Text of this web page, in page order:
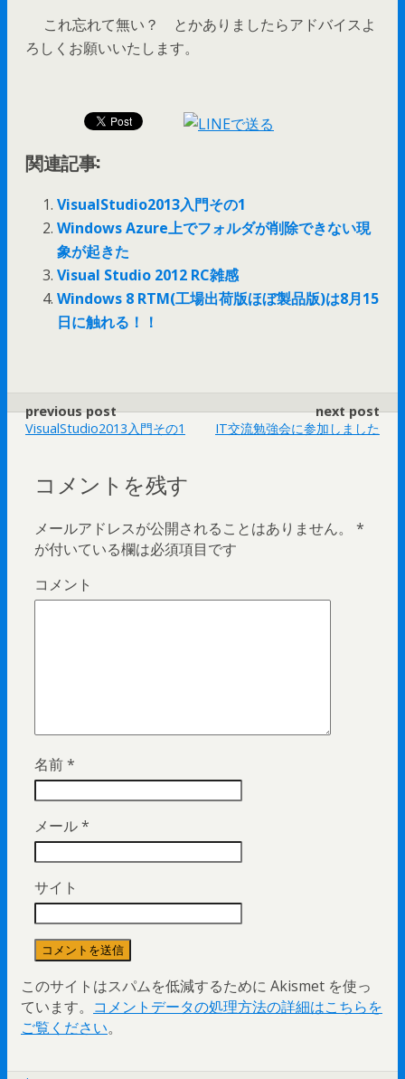
これ忘れて無い？ とかありましたらアドバイスよ
ろしくお願いいたします。
関連記事:
VisualStudio2013入門その1
Windows Azure上でフォルダが削除できない現
象が起きた
Visual Studio 2012 RC雑感
Windows 8 RTM(工場出荷版ほぼ製品版)は8月15
日に触れる！！
previous post
VisualStudio2013入門その1
next post
IT交流勉強会に参加しました
コメントを残す
メールアドレスが公開されることはありません。
*
が付いている欄は必須項目です
コメント
名前*
メール*
サイト
このサイトはスパムを低減するために Akismet を使っ
ています。 コメントデータの処理方法の詳細はこちらを
ご覧ください。